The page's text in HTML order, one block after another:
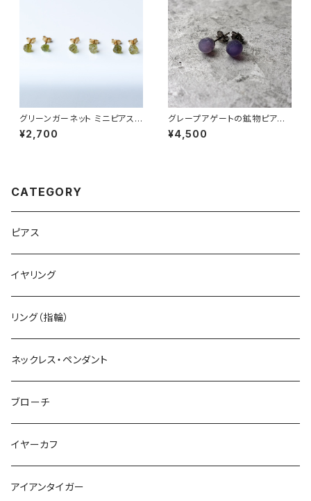
グリーンガーネット ミニピアス
原石 鉱物 天然石 シンプル 仕事
オフィス 通勤 小さい アクセサリ
¥2,700
グレープアゲートの鉱物ピアス
一点もの 原石 天然石 金属アレ
ルギー対応 ハンドメイド アクセ
¥4,500
CATEGORY
ピアス
イヤリング
リング（指輪）
ネックレス・ペンダント
ブローチ
イヤーカフ
アイアンタイガー